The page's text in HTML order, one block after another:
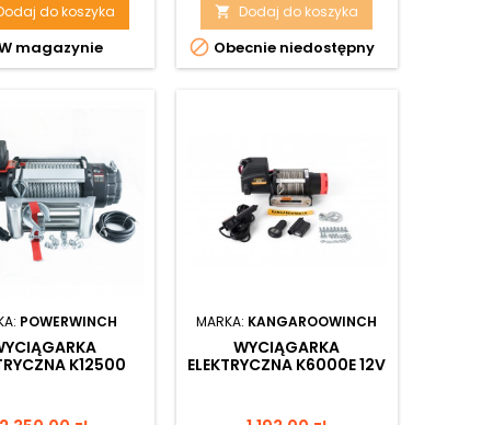
do koszyka
magazynie
 Dodaj do koszyka
 Obecnie niedostępny
POWERWINCH
K12500
MARKA: KANGAROOWINCH
WYCIĄGARKA
ELEKTRYCZNA K6000E 12V
BEZPRZEWODOWYM